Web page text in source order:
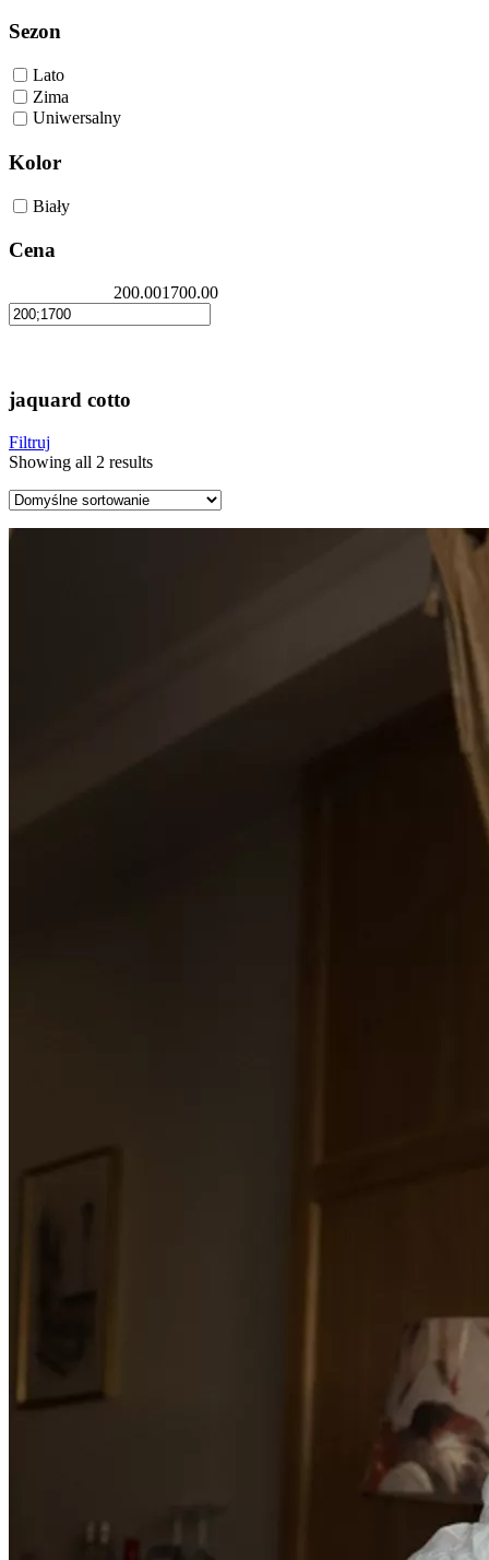
Sezon
Lato
Zima
Uniwersalny
Kolor
Biały
Cena
200.001700.00
jaquard cotto
Filtruj
Showing all 2 results